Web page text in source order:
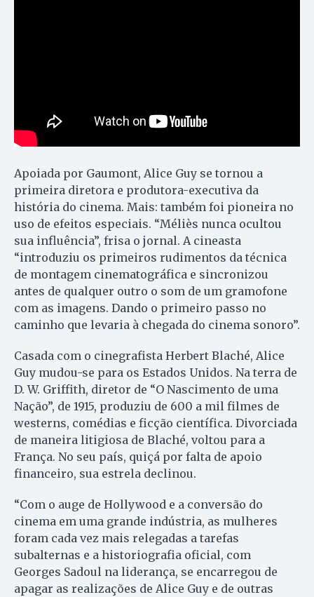
Apoiada por Gaumont, Alice Guy se tornou a
primeira diretora e produtora-executiva da
história do cinema. Mais: também foi pioneira no
uso de efeitos especiais. “Méliès nunca ocultou
sua influência”, frisa o jornal. A cineasta
“introduziu os primeiros rudimentos da técnica
de montagem cinematográfica e sincronizou
antes de qualquer outro o som de um gramofone
com as imagens. Dando o primeiro passo no
caminho que levaria à chegada do cinema sonoro”.
Casada com o cinegrafista Herbert Blaché, Alice
Guy mudou-se para os Estados Unidos. Na terra de
D. W. Griffith, diretor de “O Nascimento de uma
Nação”, de 1915, produziu de 600 a mil filmes de
westerns, comédias e ficção científica. Divorciada
de maneira litigiosa de Blaché, voltou para a
França. No seu país, quiçá por falta de apoio
financeiro, sua estrela declinou.
“Com o auge de Hollywood e a conversão do
cinema em uma grande indústria, as mulheres
foram cada vez mais relegadas a tarefas
subalternas e a historiografia oficial, com
Georges Sadoul na liderança, se encarregou de
apagar as realizações de Alice Guy e de outras